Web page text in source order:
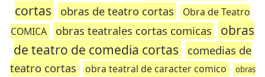
cortas
obras de teatro cortas
Obra de Teatro
COMICA
obras teatrales cortas comicas
obras
de teatro de comedia cortas
comedias de
teatro cortas
obra teatral de caracter comico
obras